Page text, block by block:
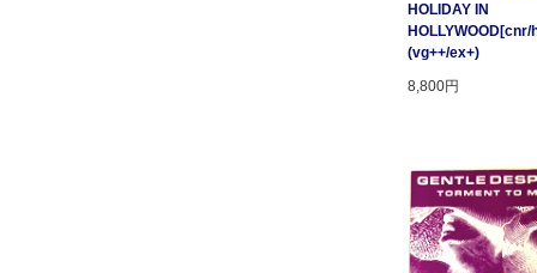
HOLIDAY IN
(vg++/ex+)
8,800円